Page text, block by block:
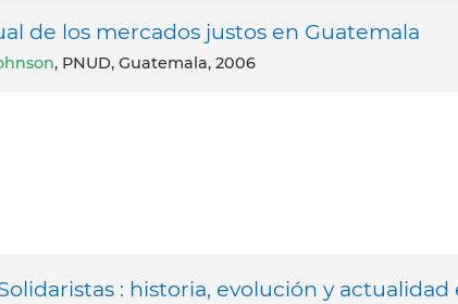
de los mercados justos en Guatemala
, PNUD, Guatemala, 2006
: historia, evolución y